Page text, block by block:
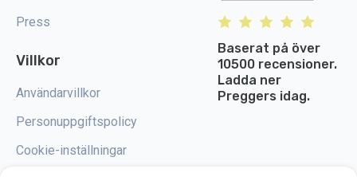
Press
Villkor
Användarvillkor
Personuppgiftspolicy
Cookie-inställningar
Baserat på över
10500 recensioner.
Ladda ner
Preggers idag.